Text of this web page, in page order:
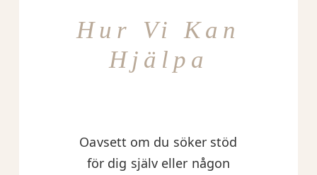
Hur Vi Kan
Hjälpa
Oavsett om du söker stöd
för dig själv eller någon